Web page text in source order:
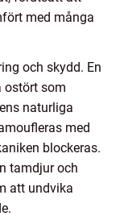
med många
och skydd. En
ostört som
naturliga
med
blockeras.
tamdjur och
att undvika